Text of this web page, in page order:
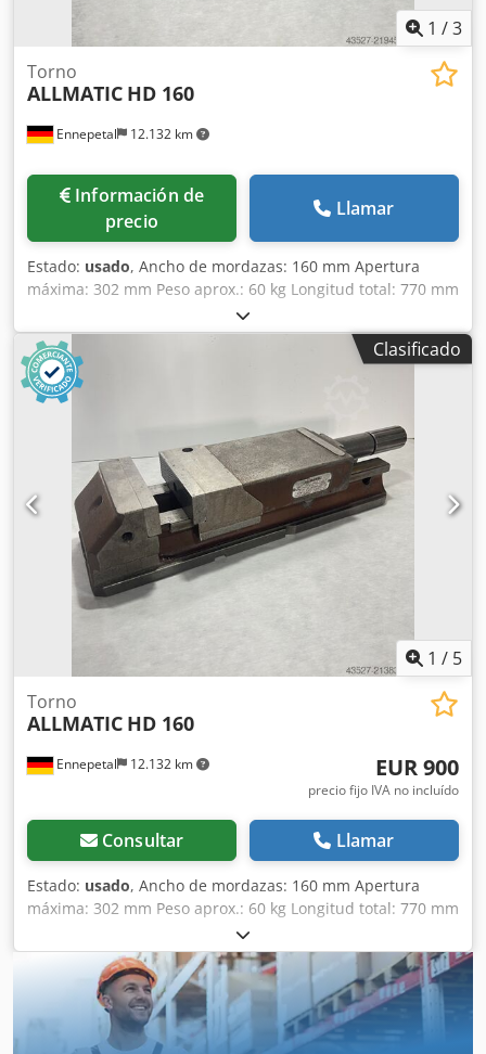
1 /3
Ennepetal 12.132 km
Torno
ALLMATIC HD 160
Información de
precio
Llamar
Estado: usado, Ancho de mordazas: 160 mm Apertura
máxima: 302 mm Peso aprox.: 60 kg Longitud total: 770 mm
Apertura S1/mm: 0-152 Apertura S2/mm (ajustable
mediante pasador): 147-302 Niveles de fuerza de sujeción:
4 Fuerza máxima de sujeción en kN: 60 Ejecución:
Mecánica Cjdoy S Dtrepfx Amveha Apertura mínima/mm: 0
Pieza de trabajo: Pieza pre-mecanizada Ancho de
mordazas/mm: 160 Apertura máxima/mm: 302 Apertura:
302 mm - Incluye 2x garras de sujeción - Sin llave de
tornillo de banco
Clasificado
1 / 5
Ennepetal 12.132 km
Torno
ALLMATIC HD 160
EUR 900
precio fijo IVA no incluído
Consultar Llamar
Estado: usado, Ancho de mordazas: 160 mm Apertura
máxima: 302 mm Peso aprox.: 60 kg Longitud total: 770 mm
Apertura S1/mm: 0-152 Apertura S2/mm (ajustable
mediante pasador): 147-302 Niveles de fuerza de sujeción:
4 Fuerza máxima de sujeción en kN: 60 Ejecución:
Mecánica Codjypwf Iepfx Amvoha Apertura mínima/mm: 0
Pieza de trabajo: Pieza pre-mecanizada Ancho de
mordazas/mm: 160 Apertura máxima/mm: 302 Apertura: